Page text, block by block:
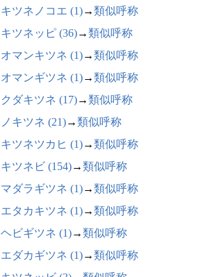
キツネノコエ (1)→類似呼称
キツネッピ (36)→類似呼称
オマンキツネ (1)→類似呼称
オマンギツネ (1)→類似呼称
クダキツネ (17)→類似呼称
ノキツネ (21)→類似呼称
キツネツカヒ (1)→類似呼称
キツネビ (154)→類似呼称
マダラギツネ (1)→類似呼称
エタカキツネ (1)→類似呼称
ヘビギツネ (1)→類似呼称
エダカギツネ (1)→類似呼称